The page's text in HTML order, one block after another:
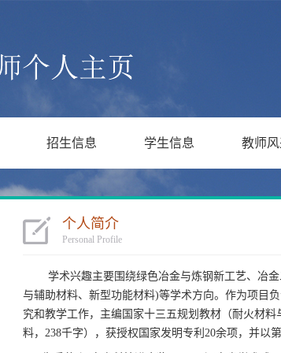
招生信息 学生信息 教师
个人简介
Personal Profile
学术兴趣主要围绕绿色冶金与炼钢新工艺、冶
与辅助材料、新型功能材料)等学术方向。作为项目
究和教学工作，主编国家十三五规划教材（耐火材料
料， 238千字），获授权国家发明专利 20余项，并以